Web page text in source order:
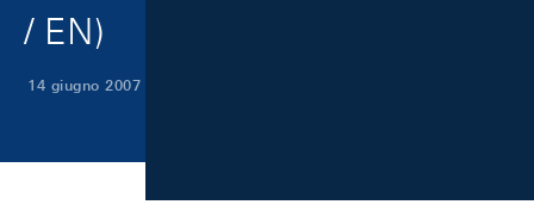
/ EN)
14 giugno 2007